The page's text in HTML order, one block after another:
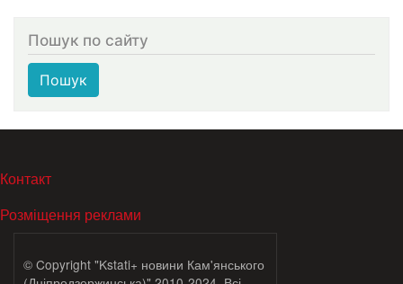
Пошук по сайту
Пошук
МЕНЮ В ПОДВАЛЕ
Контакт
Розміщення реклами
© Copyright "Kstati+ новини Кам'янського